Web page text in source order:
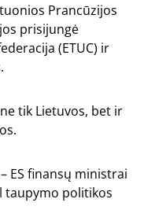
Prancūzijos
prisijungė
(ETUC) ir
tik Lietuvos, bet ir
ES finansų ministrai
taupymo politikos